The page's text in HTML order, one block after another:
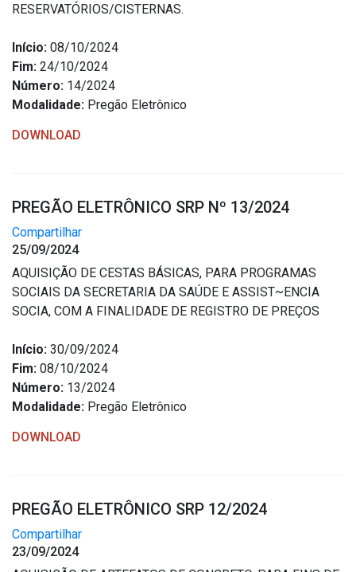
RESERVATÓRIOS/CISTERNAS.
Início: 08/10/2024
Fim: 24/10/2024
Número: 14/2024
Modalidade: Pregão Eletrônico
DOWNLOAD
PREGÃO ELETRÔNICO SRP Nº 13/2024
Compartilhar
25/09/2024
AQUISIÇÃO DE CESTAS BÁSICAS, PARA PROGRAMAS
SOCIAIS DA SECRETARIA DA SAÚDE E ASSIST~ENCIA
SOCIA, COM A FINALIDADE DE REGISTRO DE PREÇOS
Início: 30/09/2024
Fim: 08/10/2024
Número: 13/2024
Modalidade: Pregão Eletrônico
DOWNLOAD
PREGÃO ELETRÔNICO SRP 12/2024
Compartilhar
23/09/2024